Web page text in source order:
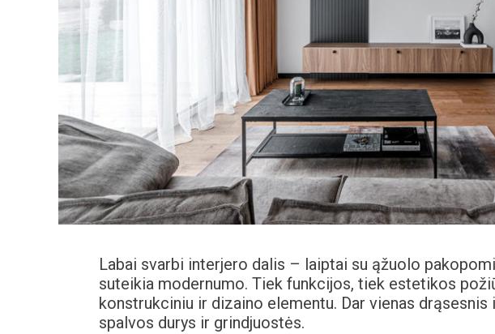
Labai svarbi interjero dalis – laiptai su ąžuolo
suteikia modernumo. Tiek funkcijos, tiek estetikos
konstrukciniu ir dizaino elementu. Dar vienas
spalvos durys ir grindjuostės.